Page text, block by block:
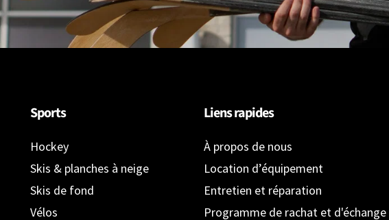
Sports
Hockey
Skis & planches à neige
Skis de fond
Vélos
Liens rapides
À propos de nous
Location d’équipement
Entretien et réparation
Programme de rachat et d'échange